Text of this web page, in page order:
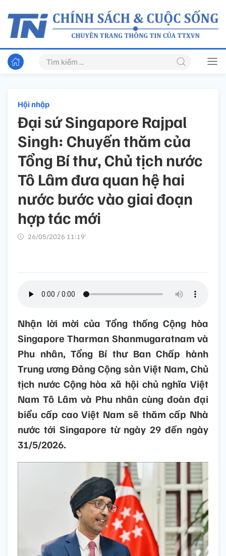
Hội nhập
Đại sứ Singapore Rajpal
Singh: Chuyến thăm của
Tổng Bí thư, Chủ tịch nước
Tô Lâm đưa quan hệ hai
nước bước vào giai đoạn
hợp tác mới
26/05/2026 11:19’
Nhận lời mời của Tổng thống Cộng hòa
Singapore Tharman Shanmugaratnam và
Phu nhân, Tổng Bí thư Ban Chấp hành
Trung ương Đảng Cộng sản Việt Nam, Chủ
tịch nước Cộng hòa xã hội chủ nghĩa Việt
Nam Tô Lâm và Phu nhân cùng đoàn đại
biểu cấp cao Việt Nam sẽ thăm cấp Nhà
nước tới Singapore từ ngày 29 đến ngày
31/5/2026.